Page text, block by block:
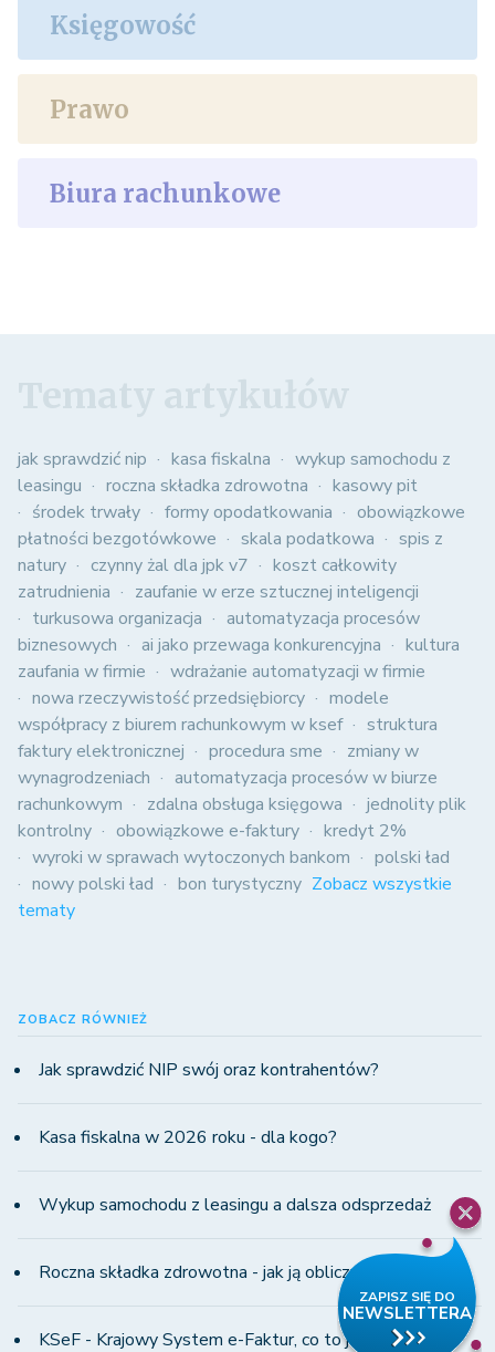
Księgowość
Prawo
Biura rachunkowe
jak sprawdzić nip kasa fiskalna
wykup samochodu z
leasingu
roczna składka zdrowotna
kasowy pit
środek trwały
formy opodatkowania
obowiązkowe
płatności bezgotówkowe
skala podatkowa
spis z
natury
czynny żal dla jpk v7
koszt całkowity
zatrudnienia
zaufanie w erze sztucznej inteligencji
turkusowa organizacja
automatyzacja procesów
biznesowych
ai jako przewaga konkurencyjna
kultura
zaufania w firmie
wdrażanie automatyzacji w firmie
nowa rzeczywistość przedsiębiorcy
modele
współpracy z biurem rachunkowym w ksef
struktura
faktury elektronicznej
procedura sme
zmiany w
wynagrodzeniach
automatyzacja procesów w biurze
rachunkowym
zdalna obsługa księgowa
jednolity plik
kontrolny
obowiązkowe e-faktury
kredyt 2%
wyroki w sprawach wytoczonych bankom
polski ład
nowy polski ład
bon turystyczny Zobacz wszystkie
tematy
ZOBACZ RÓWNIEŻ
Jak sprawdzić NIP swój oraz kontrahentów?
Kasa fiskalna w 2026 roku - dla kogo?
Wykup samochodu z leasingu a dalsza odsprzedaż
Roczna składka zdrowotna - jak ją obliczyć?
KSeF - Krajowy System e-Faktur, co to jest i od kiedy